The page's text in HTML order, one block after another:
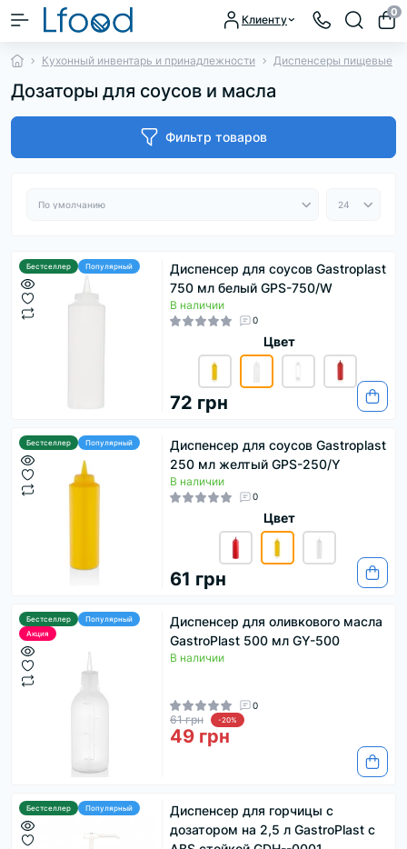
Клиенту
0
Кухонный инвентарь и принадлежности Диспенсеры пищевые
Дозаторы для соусов и масла
Фильтр товаров
Бестселлер Популярный
Диспенсер для соусов Gastroplast
750 мл белый GPS-750/W
В наличии
0
Цвет
72 грн
Бестселлер Популярный
Диспенсер для соусов Gastroplast
250 мл желтый GPS-250/Y
В наличии
0
Цвет
61 грн
Бестселлер
Популярный
Акция
Диспенсер для оливкового масла
GastroPlast 500 мл GY-500
В наличии
0
61 грн -20%
49 грн
Бестселлер Популярный
Диспенсер для горчицы с
дозатором на 2,5 л GastroPlast с